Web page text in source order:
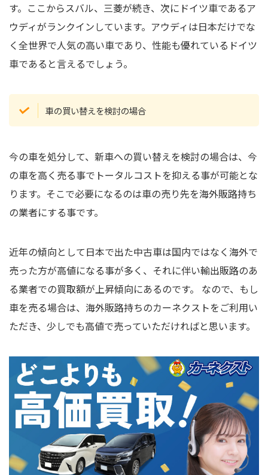
す。ここからスバル、三菱が続き、次にドイツ車であるア
ウディがランクインしています。アウディは日本だけでな
く全世界で人気の高い車であり、性能も優れているドイツ
車であると言えるでしょう。
車の買い替えを検討の場合
今の車を処分して、新車への買い替えを検討の場合は、今
の車を高く売る事でトータルコストを抑える事が可能とな
ります。そこで必要になるのは車の売り先を海外販路持ち
の業者にする事です。
近年の傾向として日本で出た中古車は国内ではなく海外で
売った方が高値になる事が多く、それに伴い輸出販路のあ
る業者での買取額が上昇傾向にあるのです。 なので、もし
車を売る場合は、海外販路持ちのカーネクストをご利用い
ただき、少しでも高値で売っていただければと思います。